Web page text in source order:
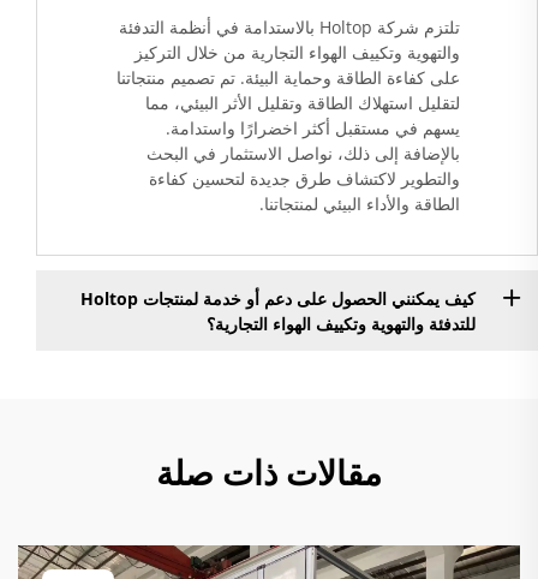
تلتزم شركة Holtop بالاستدامة في أنظمة التدفئة
والتهوية وتكييف الهواء التجارية من خلال التركيز
على كفاءة الطاقة وحماية البيئة. تم تصميم منتجاتنا
لتقليل استهلاك الطاقة وتقليل الأثر البيئي، مما
يسهم في مستقبل أكثر اخضرارًا واستدامة.
بالإضافة إلى ذلك، نواصل الاستثمار في البحث
والتطوير لاكتشاف طرق جديدة لتحسين كفاءة
الطاقة والأداء البيئي لمنتجاتنا.
كيف يمكنني الحصول على دعم أو خدمة لمنتجات Holtop
للتدفئة والتهوية وتكييف الهواء التجارية؟
مقالات ذات صلة